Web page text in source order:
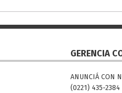
GERENCIA
ANUNCIÁ CON
(0221) 435-2384